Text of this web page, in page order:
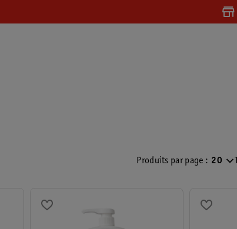
Produits par page : 20